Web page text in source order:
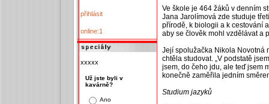
přihlásit
online:1
xxxxx
Už jste byli v
kavárně?
Ano
Ve škole je 464 žáků v denním
Jana Jarolímová zde studuje
přírodě, k biologii a k cestování
aby se člověk mohl vzdělávat a
Její spolužačka Nikola Novotná
chtěla studovat. „V podstatě
jsem, do čeho jdu, ale teď jsem
konečně zaměřila jedním
Studium jazyků